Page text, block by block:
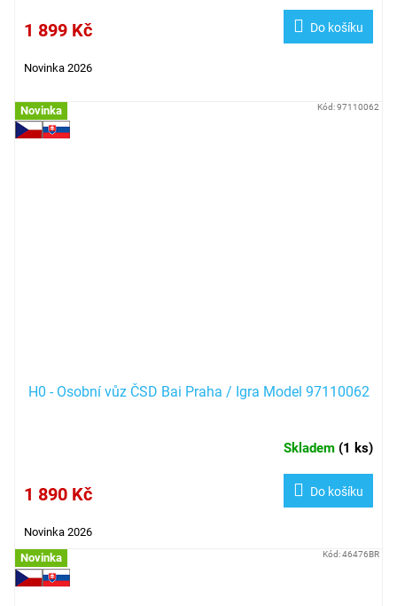
1 899 Kč Do košíku
Novinka 2026
Novinka
H0 - Osobní vůz ČSD Bai Praha / Igra Model 97110062
Skladem (1 ks)
1 890 Kč Do košíku
Novinka 2026
Kód:97110062
Novinka Kód:46476BR